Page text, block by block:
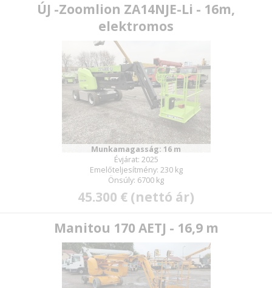
ÚJ -Zoomlion ZA14NJE-Li - 16m,
elektromos
Munkamagasság: 16 m
Évjárat: 2025
Emelőteljesítmény: 230 kg
Önsúly: 6700 kg
45.300 € (nettó ár)
Manitou 170 AETJ - 16,9 m
E-mail: